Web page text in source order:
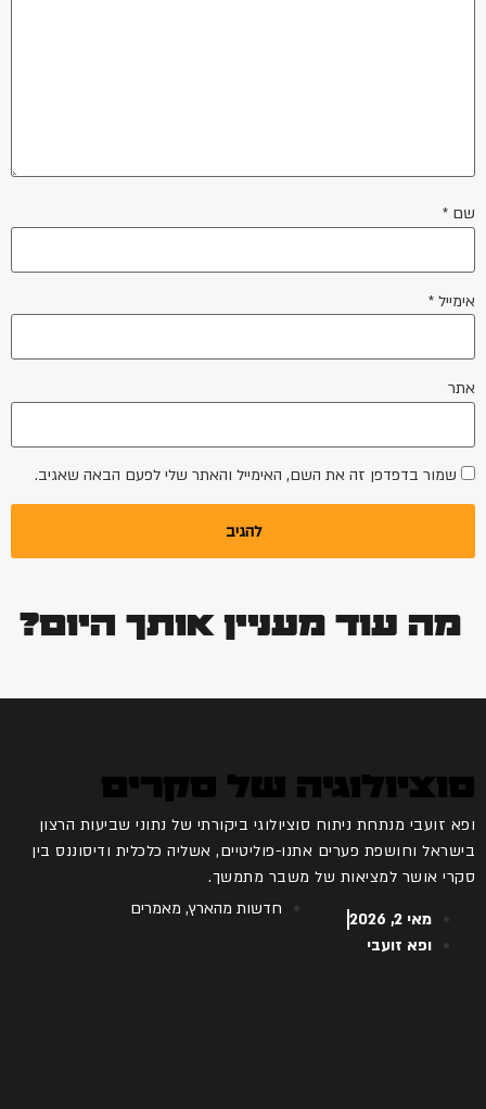
שם *
אימייל *
אתר
שמור בדפדפן זה את השם, האימייל והאתר שלי לפעם הבאה שאגיב.
מה עוד מעניין אותך היום?
סוציולוגיה של סקרים
ופא זועבי מנתחת ניתוח סוציולוגי ביקורתי של נתוני שביעות הרצון
בישראל וחושפת פערים אתנו-פוליטיים, אשליה כלכלית ודיסוננס בין
סקרי אושר למציאות של משבר מתמשך.
מאי 2, 2026
ופא זועבי
חדשות מהארץ, מאמרים